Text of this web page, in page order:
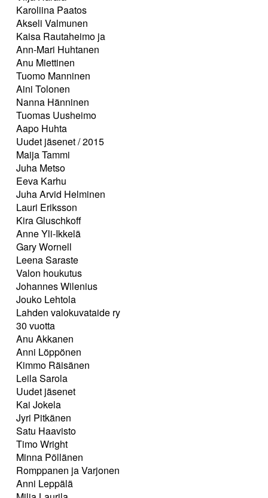
Karoliina Paatos
Akseli Valmunen
Kaisa Rautaheimo ja
Ann-Mari Huhtanen
Anu Miettinen
Tuomo Manninen
Aini Tolonen
Nanna Hänninen
Tuomas Uusheimo
Aapo Huhta
Uudet jäsenet / 2015
Maija Tammi
Juha Metso
Eeva Karhu
Juha Arvid Helminen
Lauri Eriksson
Kira Gluschkoff
Anne Yli-Ikkelä
Gary Wornell
Leena Saraste
Valon houkutus
Johannes Wilenius
Jouko Lehtola
Lahden valokuvataide ry
30 vuotta
Anu Akkanen
Anni Löppönen
Kimmo Räisänen
Leila Sarola
Uudet jäsenet
Kai Jokela
Jyri Pitkänen
Satu Haavisto
Timo Wright
Minna Pöllänen
Romppanen ja Varjonen
Anni Leppälä